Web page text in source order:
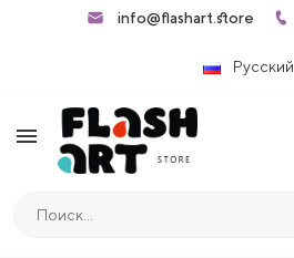
info@flashart.store
Русский
menu